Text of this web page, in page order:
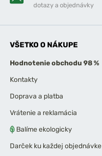
dotazy a objednávky
VŠETKO O NÁKUPE
Hodnotenie obchodu 98 %
Kontakty
Doprava a platba
Vrátenie a reklamácia
Balíme ekologicky
Darček ku každej objednávke